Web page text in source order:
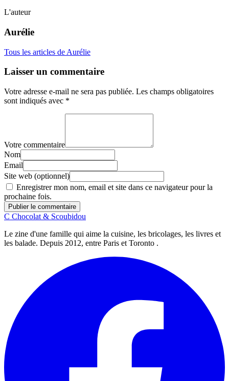
L'auteur
Aurélie
Tous les articles de Aurélie
Laisser un commentaire
Votre adresse e-mail ne sera pas publiée. Les champs obligatoires
sont indiqués avec *
Votre commentaire
Nom
Email
Site web (optionnel)
Enregistrer mon nom, email et site dans ce navigateur pour la
prochaine fois.
Publier le commentaire
C Chocolat & Scoubidou
Le zine d'une famille qui aime la cuisine, les bricolages, les livres et
les balade. Depuis 2012, entre Paris et Toronto .